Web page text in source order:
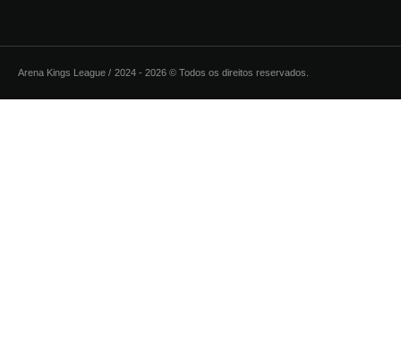
Arena Kings League / 2024 - 2026 © Todos os direitos reservados.